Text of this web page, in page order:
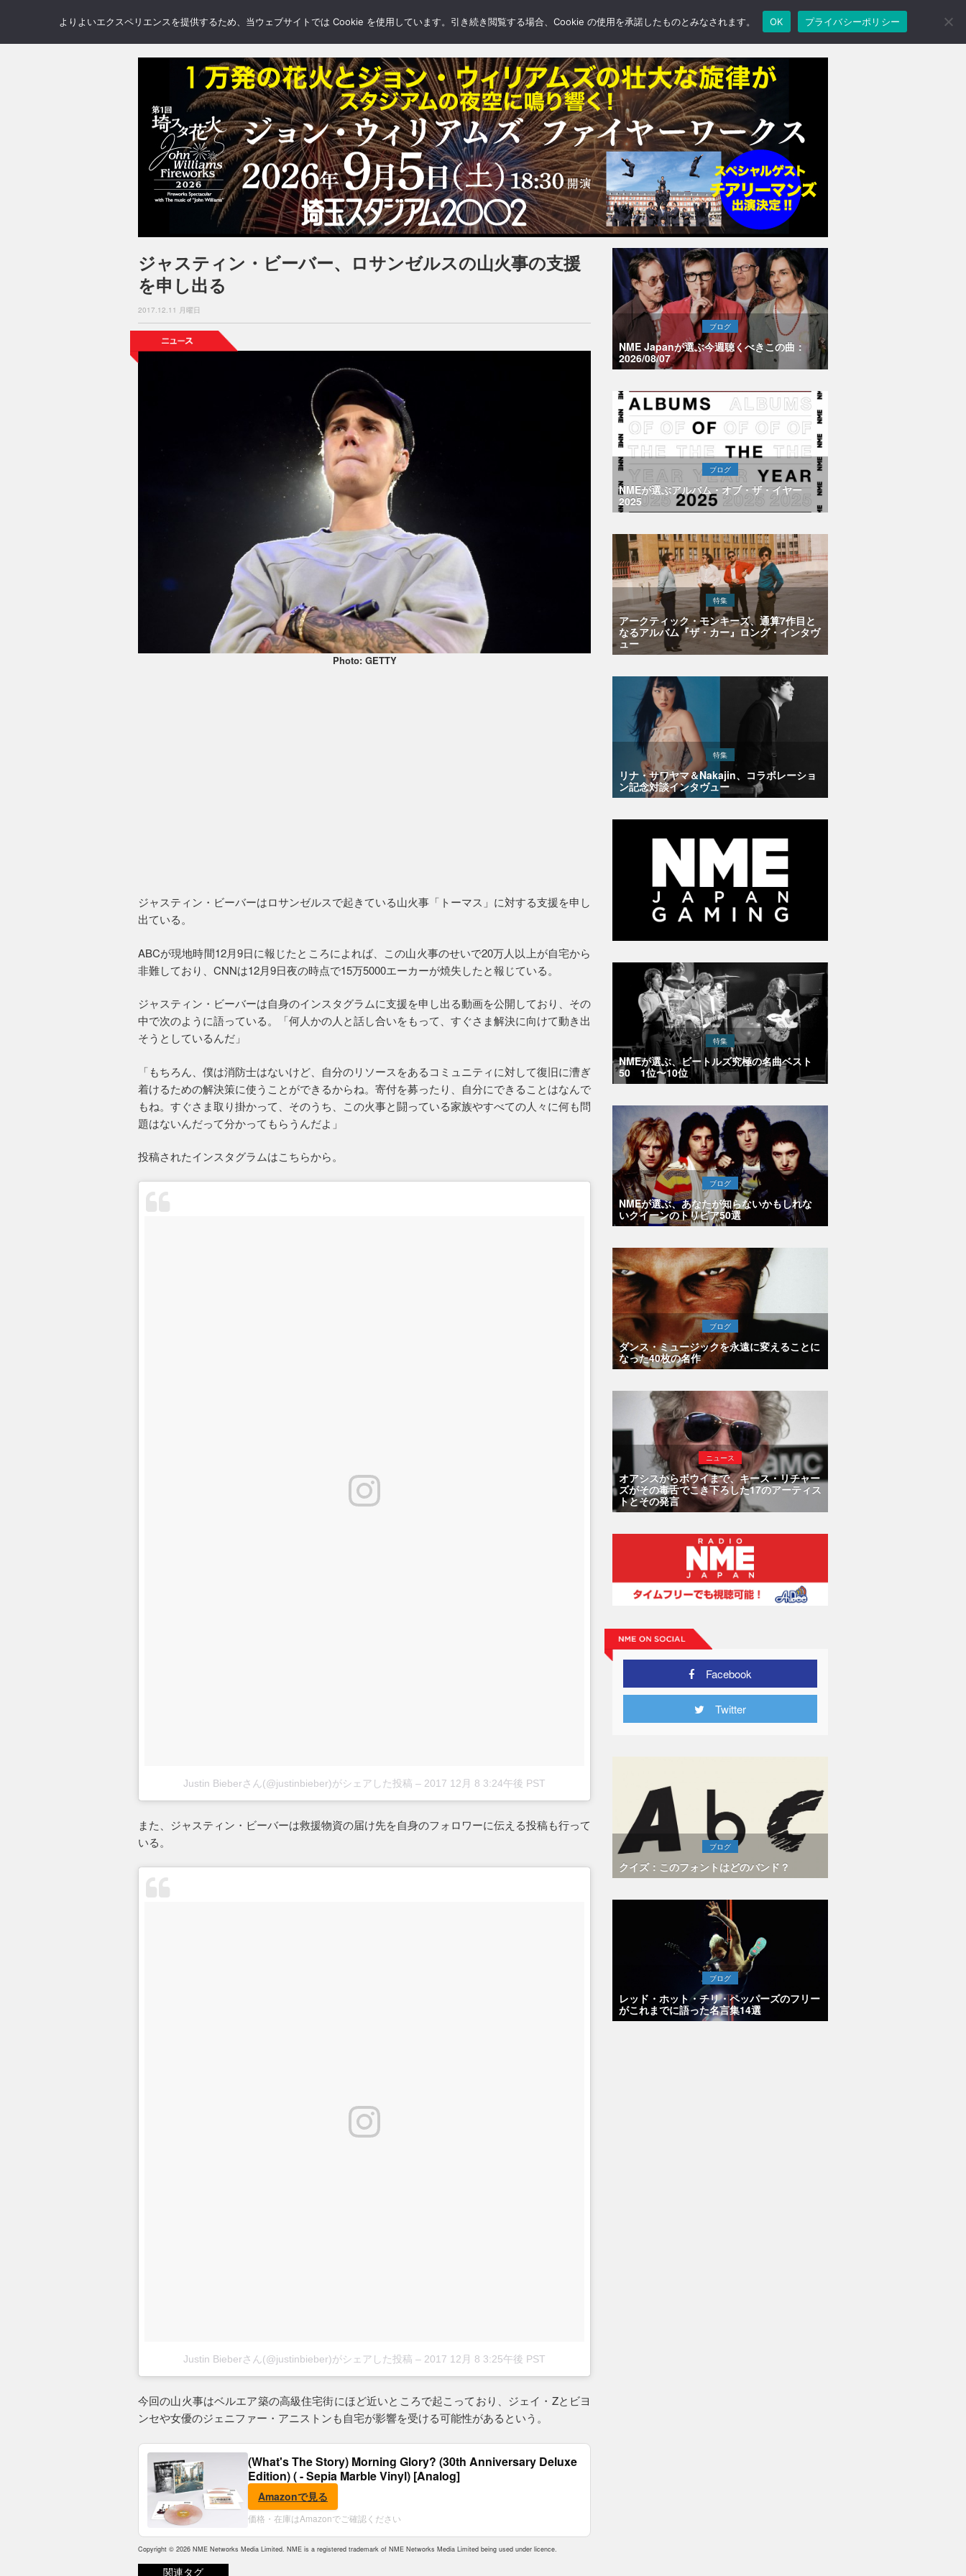
NEWS REVIEWS GALLERY BLOGS FEATURE
ジャスティン・ビーバー、ロサンゼルスの山火事の支援
を申し出る
2017.12.11 月曜日
Photo: GETTY
ジャスティン・ビーバーはロサンゼルスで起きている山火事「トーマス」に対する支援を申し
出ている。
ABCが現地時間12月9日に報じたところによれば、この山火事のせいで20万人以上が自宅から
非難しており、CNNは12月9日夜の時点で15万5000エーカーが焼失したと報じている。
ジャスティン・ビーバーは自身のインスタグラムに支援を申し出る動画を公開しており、その
中で次のように語っている。「何人かの人と話し合いをもって、すぐさま解決に向けて動き出
そうとしているんだ」
「もちろん、僕は消防士はないけど、自分のリソースをあるコミュニティに対して復旧に漕ぎ
着けるための解決策に使うことができるからね。寄付を募ったり、自分にできることはなんで
もね。すぐさま取り掛かって、そのうち、この火事と闘っている家族やすべての人々に何も問
題はないんだって分かってもらうんだよ」
投稿されたインスタグラムはこちらから。
Justin Bieberさん(@justinbieber)がシェアした投稿 – 2017 12月 8 3:24午後 PST
また、ジャスティン・ビーバーは救援物資の届け先を自身のフォロワーに伝える投稿も行って
いる。
Justin Bieberさん(@justinbieber)がシェアした投稿 – 2017 12月 8 3:25午後 PST
今回の山火事はベルエア築の高級住宅街にほど近いところで起こっており、ジェイ・Zとビヨ
ンセや女優のジェニファー・アニストンも自宅が影響を受ける可能性があるという。
(What's The Story) Morning Glory? (30th Anniversary Deluxe
Edition) ( - Sepia Marble Vinyl) [Analog]
Amazonで見る
価格・在庫はAmazonでご確認ください
Copyright © 2026 NME Networks Media Limited. NME is a registered trademark of NME Networks Media Limited being used under licence.
関連タグ
ブログ
NME Japanが選ぶ今週聴くべきこの曲：
2026/08/07
ブログ
NMEが選ぶアルバム・オブ・ザ・イヤー
2025
特集
アークティック・モンキーズ、通算7作目と
なるアルバム『ザ・カー』ロング・インタヴ
ュー
特集
リナ・サワヤマ＆Nakajin、コラボレーショ
ン記念対談インタヴュー
特集
NMEが選ぶ、ビートルズ究極の名曲ベスト
50 1位〜10位
ブログ
NMEが選ぶ、あなたが知らないかもしれな
いクイーンのトリビア50選
ブログ
ダンス・ミュージックを永遠に変えることに
なった40枚の名作
ニュース
オアシスからボウイまで、キース・リチャー
ズがその毒舌でこき下ろした17のアーティス
トとその発言
Facebook
Twitter
ブログ
クイズ：このフォントはどのバンド？
ブログ
レッド・ホット・チリ・ペッパーズのフリー
がこれまでに語った名言集14選
よりよいエクスペリエンスを提供するため、当ウェブサイトでは Cookie を使用しています。引き続き閲覧する場合、Cookie の使用を承諾したものとみなされます。 OK プライバシーポリシー